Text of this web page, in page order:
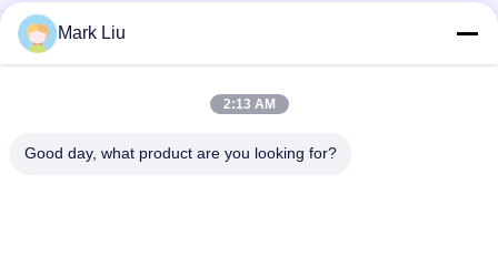
Kleurrijk Mini de Reis Vastgesteld Magnetisch Geval van de
Make-upborstel/Synthetische Oogschaduwborstel
Hoog - van de de Make-upborstel van de kwaliteitsreis van het
de Borstelgeval Vastgestelde Magnetische Zachte de Make-
Mark Liu
2:13 AM
Good day, what product are you looking for?